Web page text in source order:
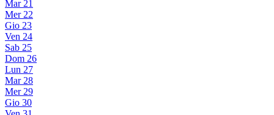
Mar 21
Mer 22
Gio 23
Ven 24
Sab 25
Dom 26
Lun 27
Mar 28
Mer 29
Gio 30